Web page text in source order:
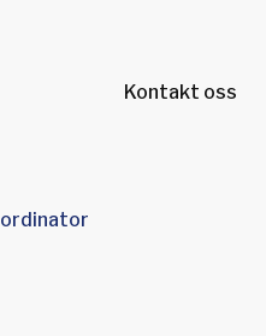
Kontakt oss